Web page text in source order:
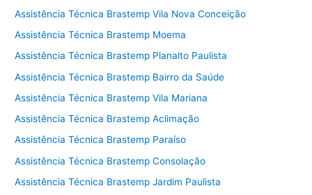
Assistência Técnica Brastemp Vila Nova Conceição
Assistência Técnica Brastemp Moema
Assistência Técnica Brastemp Planalto Paulista
Assistência Técnica Brastemp Bairro da Saúde
Assistência Técnica Brastemp Vila Mariana
Assistência Técnica Brastemp Aclimação
Assistência Técnica Brastemp Paraíso
Assistência Técnica Brastemp Consolação
Assistência Técnica Brastemp Jardim Paulista